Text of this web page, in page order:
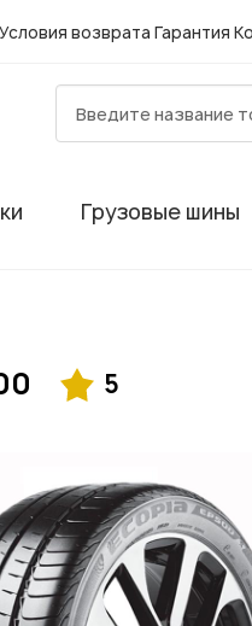
Условия возврата Гарантия
Грузовые шины
5
Шиномонтаж в